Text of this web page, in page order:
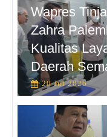
Wapres
Zahra
Kualitas
Daerah
20 Jul 2026